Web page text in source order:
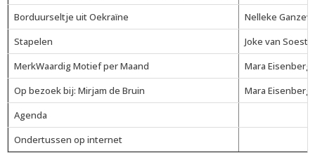
Borduurseltje uit Oekraïne
Nelleke
Stapelen
Joke van Soest
MerkWaardig Motief per Maand
Mara Eisenberg
Op bezoek bij: Mirjam de Bruin
Mara Eisenberg
Agenda
Ondertussen op internet